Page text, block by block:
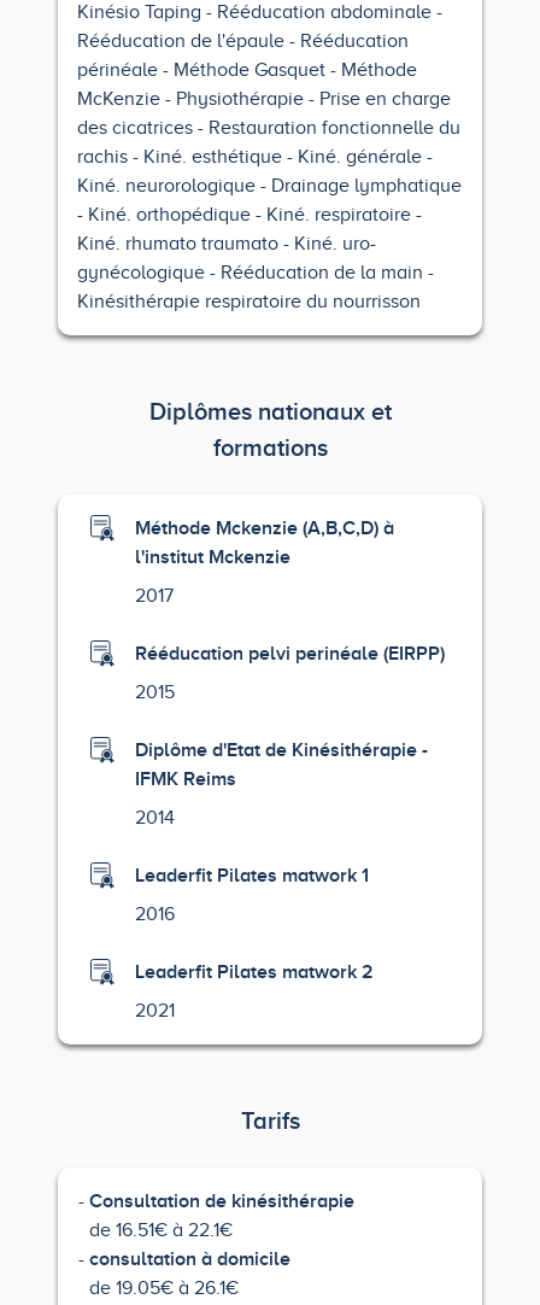
Kinésio Taping
Rééducation abdominale
Rééducation de l'épaule
Rééducation
périnéale
Méthode Gasquet
Méthode
McKenzie
Physiothérapie
Prise en charge
des cicatrices
Restauration fonctionnelle du
rachis
Kiné. esthétique
Kiné. générale
Kiné. neurorologique
Drainage lymphatique
Kiné. orthopédique
Kiné. respiratoire
Kiné. rhumato traumato
Kiné. uro-
gynécologique
Rééducation de la main
Kinésithérapie respiratoire du nourrisson
Diplômes nationaux et
formations
Méthode Mckenzie (A,B,C,D) à
l'institut Mckenzie
2017
Rééducation pelvi perinéale (EIRPP)
2015
Diplôme d'Etat de Kinésithérapie -
IFMK Reims
2014
Leaderfit Pilates matwork 1
2016
Leaderfit Pilates matwork 2
2021
Tarifs
Consultation de kinésithérapie
de 16.51€ à 22.1€
consultation à domicile
de 19.05€ à 26.1€